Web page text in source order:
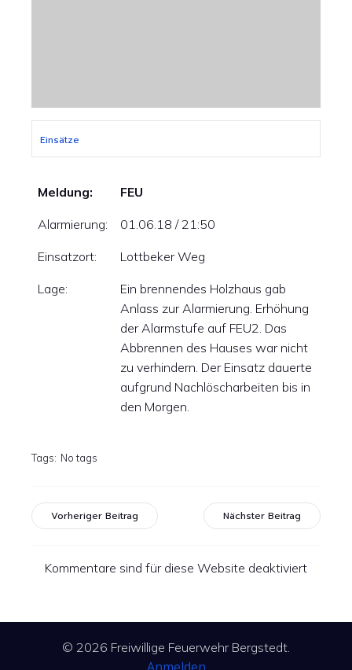
Einsätze
Meldung: FEU
Alarmierung: 01.06.18 / 21:50
Einsatzort: Lottbeker Weg
Lage:
Ein brennendes Holzhaus gab
Anlass zur Alarmierung. Erhöhung
der Alarmstufe auf FEU2. Das
Abbrennen des Hauses war nicht
zu verhindern. Der Einsatz dauerte
aufgrund Nachlöscharbeiten bis in
den Morgen.
Tags: No tags
Vorheriger Beitrag Nächster Beitrag
Kommentare sind für diese Website deaktiviert
© 2026 Freiwillige Feuerwehr Bergstedt.